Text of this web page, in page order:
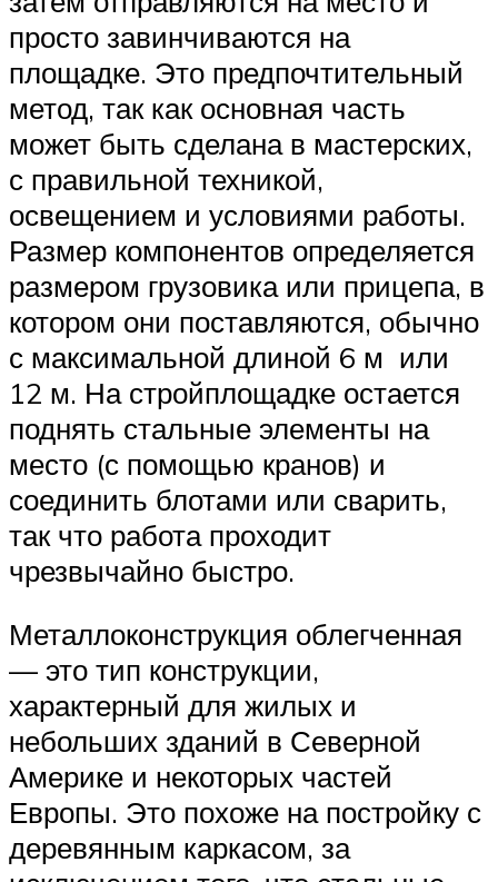
просто завинчиваются на
площадке. Это предпочтительный
метод, так как основная часть
может быть сделана в мастерских,
с правильной техникой,
освещением и условиями работы.
Размер компонентов определяется
размером грузовика или прицепа, в
котором они поставляются, обычно
с максимальной длиной 6 м или
12 м. На стройплощадке остается
поднять стальные элементы на
место (с помощью кранов) и
соединить блотами или сварить,
так что работа проходит
чрезвычайно быстро.
Металлоконструкция облегченная
— это тип конструкции,
характерный для жилых и
небольших зданий в Северной
Америке и некоторых частей
Европы. Это похоже на постройку с
деревянным каркасом, за